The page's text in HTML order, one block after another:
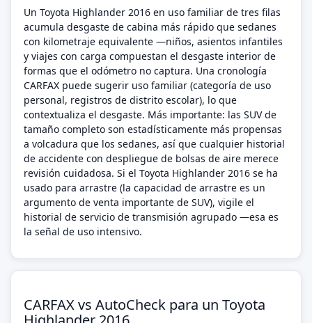
Un Toyota Highlander 2016 en uso familiar de tres filas
acumula desgaste de cabina más rápido que sedanes
con kilometraje equivalente —niños, asientos infantiles
y viajes con carga compuestan el desgaste interior de
formas que el odómetro no captura. Una cronología
CARFAX puede sugerir uso familiar (categoría de uso
personal, registros de distrito escolar), lo que
contextualiza el desgaste. Más importante: las SUV de
tamaño completo son estadísticamente más propensas
a volcadura que los sedanes, así que cualquier historial
de accidente con despliegue de bolsas de aire merece
revisión cuidadosa. Si el Toyota Highlander 2016 se ha
usado para arrastre (la capacidad de arrastre es un
argumento de venta importante de SUV), vigile el
historial de servicio de transmisión agrupado —esa es
la señal de uso intensivo.
CARFAX vs AutoCheck para un Toyota